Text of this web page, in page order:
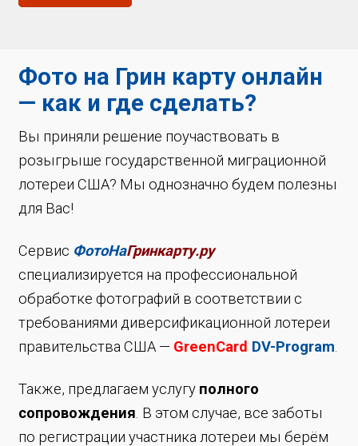
Фото на Грин карту онлайн
— как и где сделать?
Вы приняли решение поучаствовать в
розыгрыше государственной миграционной
лотереи США? Мы однозначно будем полезны
для Вас!
Сервис ФотоНаГринкарту.ру
специализируется на профессиональной
обработке фотографий в соответствии с
требованиями диверсификационной лотереи
правительства США — GreenCard DV-Program
Также, предлагаем услугу полного
сопровождения . В этом случае, все заботы
по регистрации участника лотереи мы берём